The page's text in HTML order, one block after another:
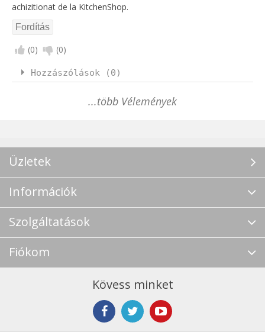
achizitionat de la KitchenShop.
(0) (0)
Hozzászólások (0)
...több Vélemények
Üzletek
Információk
Szolgáltatások
Fiókom
Kövess minket